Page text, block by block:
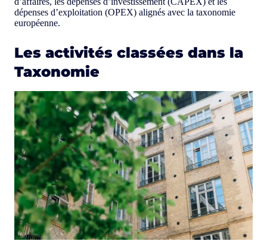
dépenses d’exploitation (OPEX) alignés avec la taxonomie
européenne.
Les activités classées dans la
Taxonomie